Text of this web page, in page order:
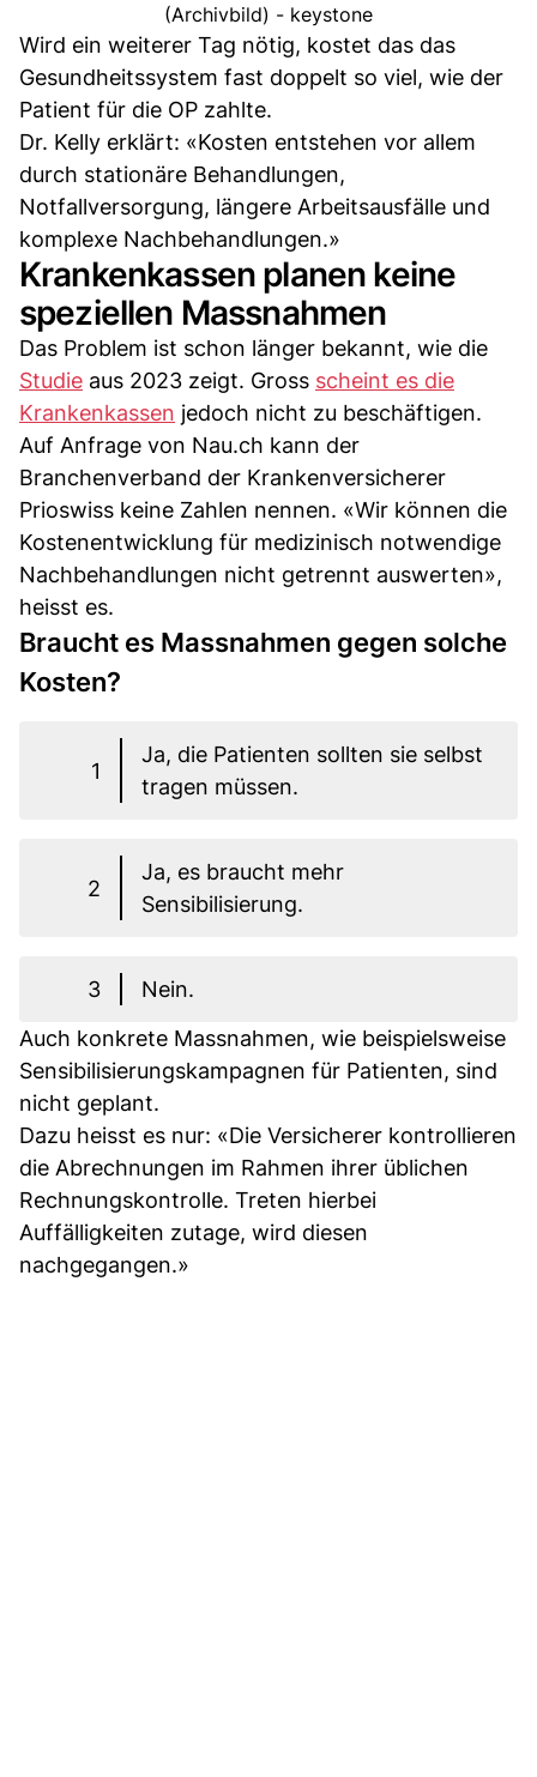
(Archivbild) - keystone
Wird ein weiterer Tag nötig, kostet das das
Gesundheitssystem fast doppelt so viel, wie der
Patient für die OP zahlte.
Dr. Kelly erklärt: «Kosten entstehen vor allem
durch stationäre Behandlungen,
Notfallversorgung, längere Arbeitsausfälle und
komplexe Nachbehandlungen.»
Krankenkassen planen keine
speziellen Massnahmen
Das Problem ist schon länger bekannt, wie die
Studie aus 2023 zeigt. Gross scheint es die
Krankenkassen jedoch nicht zu beschäftigen.
Auf Anfrage von Nau.ch kann der
Branchenverband der Krankenversicherer
Prioswiss keine Zahlen nennen. «Wir können die
Kostenentwicklung für medizinisch notwendige
Nachbehandlungen nicht getrennt auswerten»,
heisst es.
Braucht es Massnahmen gegen solche
Kosten?
1
Ja, die Patienten sollten sie selbst
tragen müssen.
2
Ja, es braucht mehr
Sensibilisierung.
3
Nein.
Auch konkrete Massnahmen, wie beispielsweise
Sensibilisierungskampagnen für Patienten, sind
nicht geplant.
Dazu heisst es nur: «Die Versicherer kontrollieren
die Abrechnungen im Rahmen ihrer üblichen
Rechnungskontrolle. Treten hierbei
Auffälligkeiten zutage, wird diesen
nachgegangen.»